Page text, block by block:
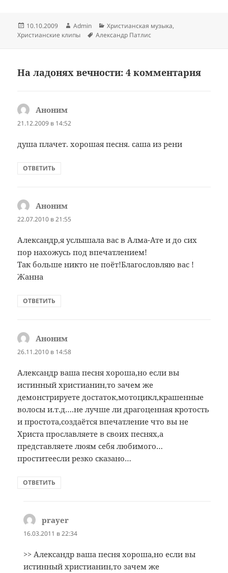
Опубликовано
10.10.2009 Автор
Admin Рубрики
Христианская музыка,
Христианские клипы
Метки
Александр Патлис
На ладонях вечности: 4 комментария
Аноним
21.12.2009 в 14:52
душа плачет. хорошая песня. саша из рени
ОТВЕТИТЬ
Аноним
22.07.2010 в 21:55
Александр,я услышала вас в Алма-Ате и до сих
пор нахожусь под впечатлением!
Так больше никто не поёт!Благословляю вас !
Жанна
ОТВЕТИТЬ
Аноним
26.11.2010 в 14:58
Александр ваша песня хороша,но если вы
истинный христианин,то зачем же
демонстрируете достаток,мотоцикл,крашенные
волосы и.т.д….не лучше ли драгоценная кротость
и простота,создаётся впечатление что вы не
Христа прославляете в своих песнях,а
представляете люям себя любимого…
проститеесли резко сказано…
ОТВЕТИТЬ
prayer
16.03.2011 в 22:34
>> Александр ваша песня хороша,но если вы
истинный христианин,то зачем же